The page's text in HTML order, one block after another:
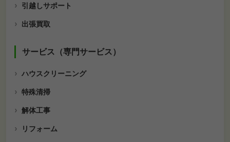
引越しサポート
出張買取
サービス（専門サービス）
ハウスクリーニング
特殊清掃
解体工事
リフォーム